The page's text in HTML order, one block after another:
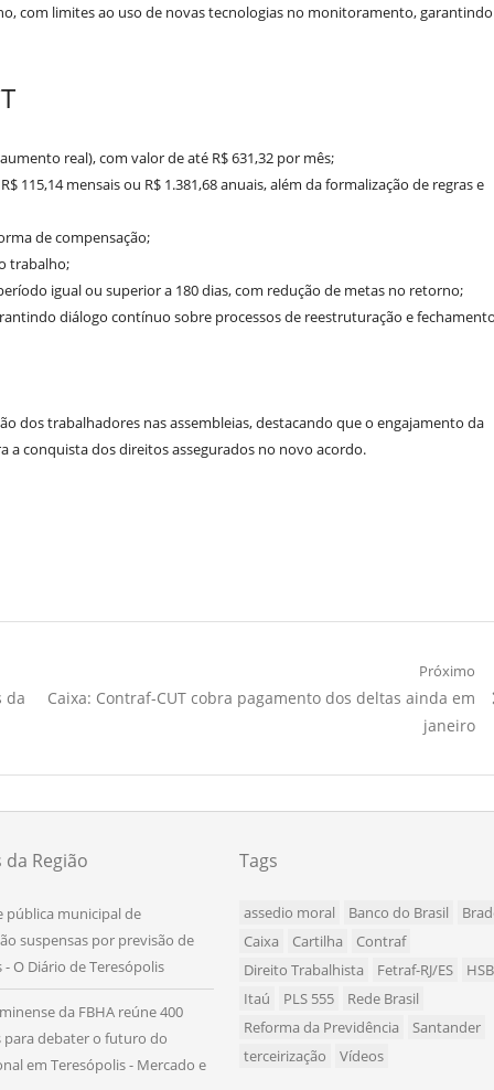
com limites ao uso de novas tecnologias no monitoramento, garantindo
real), com valor de até R$ 631,32 por mês;
115,14 mensais ou R$ 1.381,68 anuais, além da formalização de regras e
de compensação;
trabalho;
igual ou superior a 180 dias, com redução de metas no retorno;
diálogo contínuo sobre processos de reestruturação e
dos trabalhadores nas assembleias, destacando que o engajamento da
a conquista dos direitos assegurados no novo acordo.
da
Próximo
Próximo
Caixa: Contraf-CUT cobra pagamento dos deltas ainda em
janeiro
Região
pública municipal de
suspensas por previsão de
O Diário de Teresópolis
da FBHA reúne 400
debater o futuro do
em Teresópolis - Mercado e
Tags
assedio moral Banco do Brasil
Caixa
Cartilha
Contraf
Direito Trabalhista
Fetraf-RJ/ES
Itaú
PLS 555
Rede Brasil
Reforma da Previdência
Santander
terceirização
Vídeos